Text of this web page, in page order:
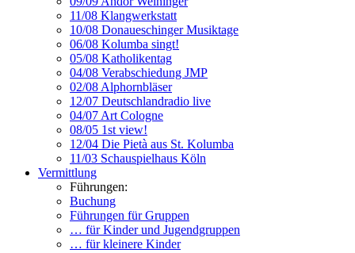
11/08 Klangwerkstatt
10/08 Donaueschinger Musiktage
06/08 Kolumba singt!
05/08 Katholikentag
04/08 Verabschiedung JMP
02/08 Alphornbläser
12/07 Deutschlandradio live
04/07 Art Cologne
08/05 1st view!
12/04 Die Pietà aus St. Kolumba
11/03 Schauspielhaus Köln
Vermittlung
Führungen:
Buchung
Führungen für Gruppen
… für Kinder und Jugendgruppen
… für kleinere Kinder